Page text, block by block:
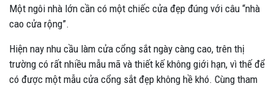
Một ngôi nhà lớn cần có một chiếc cửa đẹp đúng với câu “nhà
cao cửa rộng”.
Hiện nay nhu cầu làm cửa cổng sắt ngày càng cao, trên thị
trường có rất nhiều mẫu mã và thiết kế không giới hạn, vì thế để
có được một mẫu cửa cổng sắt đẹp không hề khó. Cùng tham